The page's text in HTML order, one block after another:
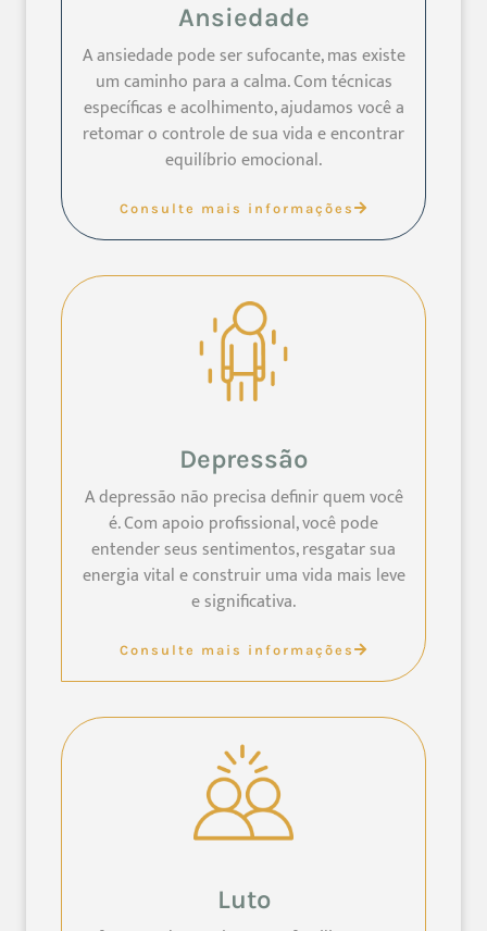
Ansiedade
A ansiedade pode ser sufocante, mas existe
um caminho para a calma. Com técnicas
específicas e acolhimento, ajudamos você a
retomar o controle de sua vida e encontrar
equilíbrio emocional.
Consulte mais informações
Depressão
A depressão não precisa definir quem você
é. Com apoio profissional, você pode
entender seus sentimentos, resgatar sua
energia vital e construir uma vida mais leve
e significativa.
Consulte mais informações
Luto